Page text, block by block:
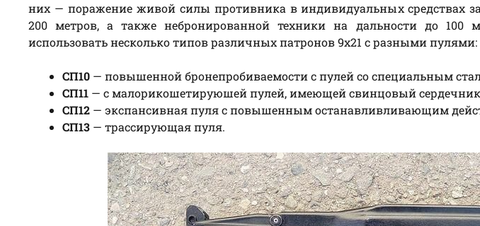
них — поражение живой силы противника в индивидуальных средствах
200 метров, а также небронированной техники на дальности до 100
использовать несколько типов различных патронов 9х21 с разными пулями:
СП10 — повышенной бронепробиваемости с пулей со специальным
СП11 — с малорикошетируюшей пулей, имеющей свинцовый
СП12 — экспансивная пуля с повышенным останавливливающим
СП13 — трассирующая пуля.